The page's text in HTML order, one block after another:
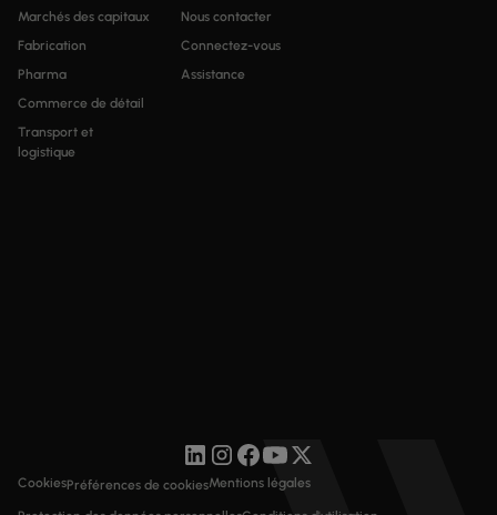
Marchés des capitaux
Fabrication
Pharma
Commerce de détail
Transport et
logistique
Nous contacter
Connectez-vous
Assistance
CookiesPréférences de cookiesMentions légales